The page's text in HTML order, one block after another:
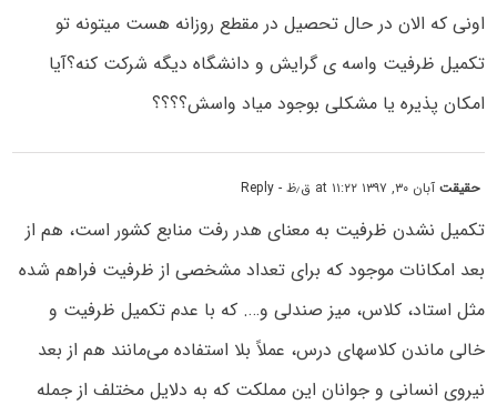
اونی که الان در حال تحصیل در مقطع روزانه هست میتونه تو
تکمیل ظرفیت واسه ی گرایش و دانشگاه دیگه شرکت کنه؟آیا
امکان پذیره یا مشکلی بوجود میاد واسش؟؟؟؟
حقیقتآبان ۳۰, ۱۳۹۷ at ۱۱:۲۲ ق٫ظ - Reply
تکمیل نشدن ظرفیت به معنای هدر رفت منابع کشور است، هم از
بعد امکانات موجود که برای تعداد مشخصی از ظرفیت فراهم شده
مثل استاد، کلاس، میز صندلی و…. که با عدم تکمیل ظرفیت و
خالی ماندن کلاسهای درس، عملاً بلا استفاده می‌مانند هم از بعد
نیروی انسانی و جوانان این مملکت که به دلایل مختلف از جمله